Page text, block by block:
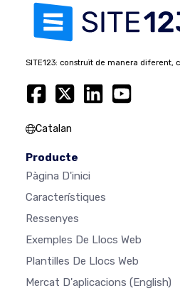
SITE123: construït de manera diferent,
Catalan
Producte
Pàgina D'inici
Característiques
Ressenyes
Exemples De Llocs Web
Plantilles De Llocs Web
Mercat D'aplicacions (English)